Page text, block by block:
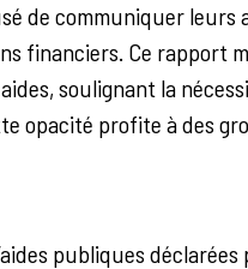
de communiquer
financiers. Ce rapport
soulignant la
opacité profite à des
publiques